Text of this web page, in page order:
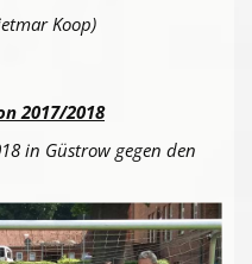
Koop)
2017/2018
in Güstrow gegen den